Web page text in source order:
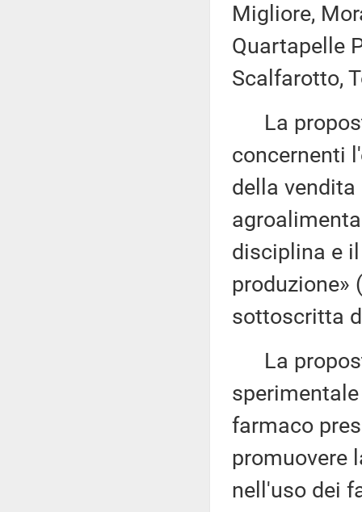
Migliore,
Quartapelle
Scalfarotto,
La
concernenti
della
disciplina e
produzione»
sottoscritta
La
farmaco
promuovere
nell'uso dei